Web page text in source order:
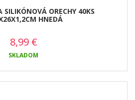
SILIKÓNOVÁ ORECHY 40KS
HNEDÁ
8,99 €
SKLADOM